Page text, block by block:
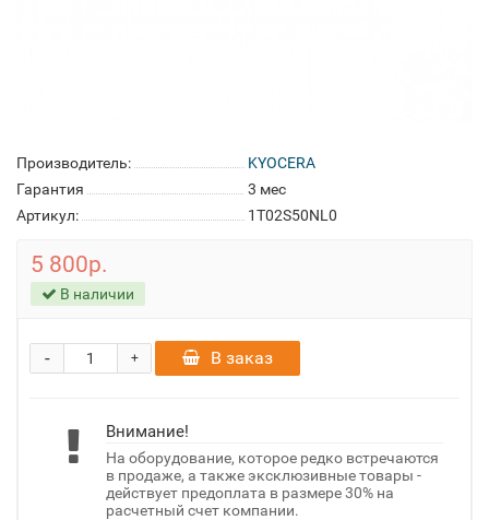
Производитель:
KYOCERA
Гарантия
3 мес
Артикул:
1T02S50NL0
5 800р.
В наличии
+
- В заказ
Внимание!
На оборудование, которое редко встречаются
в продаже, а также эксклюзивные товары -
действует предоплата в размере 30% на
расчетный счет компании.